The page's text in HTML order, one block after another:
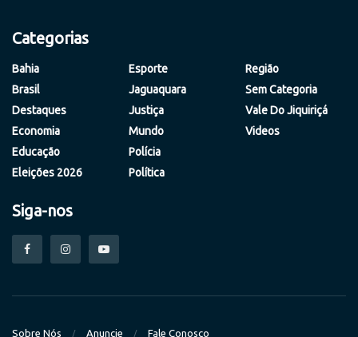
Categorias
Bahia
Brasil
Destaques
Economia
Educação
Eleições 2026
Esporte
Jaguaquara
Justiça
Mundo
Polícia
Política
Região
Sem Categoria
Vale Do Jiquiriçá
Videos
Siga-nos
Sobre Nós Anuncie Fale Conosco